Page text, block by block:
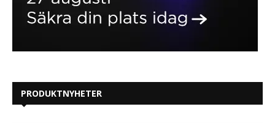
PRODUKTNYHETER